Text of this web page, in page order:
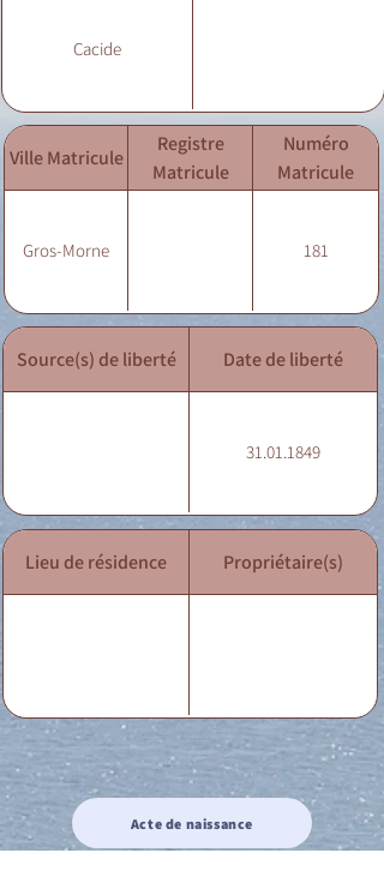
Cacide
Ville Matricule
Registre
Matricule
Numéro
Matricule
Gros-Morne 181
Source(s) de liberté Date de liberté
31.01.1849
Lieu de résidence Propriétaire(s)
Acte de naissance